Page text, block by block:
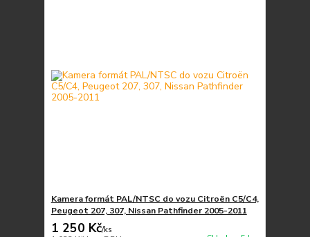
Kamera formát PAL/NTSC do vozu Citroën C5/C4,
Peugeot 207, 307, Nissan Pathfinder 2005-2011
1 250 Kč/ks